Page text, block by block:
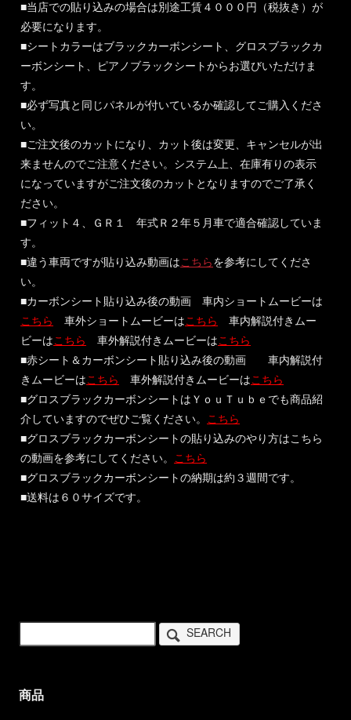
■当店での貼り込みの場合は別途工賃４０００円（税抜き）が
必要になります。
■シートカラーはブラックカーボンシート、グロスブラックカ
ーボンシート、ピアノブラックシートからお選びいただけま
す。
■必ず写真と同じパネルが付いているか確認してご購入くださ
い。
■ご注文後のカットになり、カット後は変更、キャンセルが出
来ませんのでご注意ください。システム上、在庫有りの表示
になっていますがご注文後のカットとなりますのでご了承く
ださい。
■フィット４、ＧＲ１ 年式Ｒ２年５月車で適合確認していま
す。
■違う車両ですが貼り込み動画はこちらを参考にしてくださ
い。
■カーボンシート貼り込み後の動画 車内ショートムービーは
こちら
車外ショートムービーはこちら
車内解説付きムー
ビーはこちら 車外解説付きムービーはこちら
■赤シート＆カーボンシート貼り込み後の動画 車内解説付
きムービーはこちら 車外解説付きムービーはこちら
■グロスブラックカーボンシートはＹｏｕＴｕｂｅでも商品紹
介していますのでぜひご覧ください。 こちら
■グロスブラックカーボンシートの貼り込みのやり方はこちら
の動画を参考にしてください。 こちら
■グロスブラックカーボンシートの納期は約３週間です。
■送料は６０サイズです。
SEARCH
商品